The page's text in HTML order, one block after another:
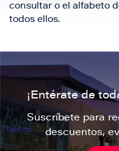
consultar o el alfabeto
todos ellos.
¡Entérate de
Suscríbete para
descuentos,